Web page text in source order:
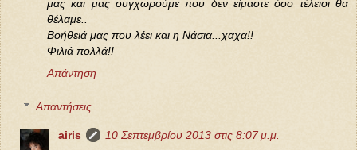
μας και μας συγχωρούμε που δεν είμαστε όσο τέλειοι θα
θέλαμε..
Βοήθειά μας που λέει και η Νάσια...χαχα!!
Φιλιά πολλά!!
Απάντηση
Απαντήσεις
airis
10 Σεπτεμβρίου 2013 στις 8:07 μ.μ.